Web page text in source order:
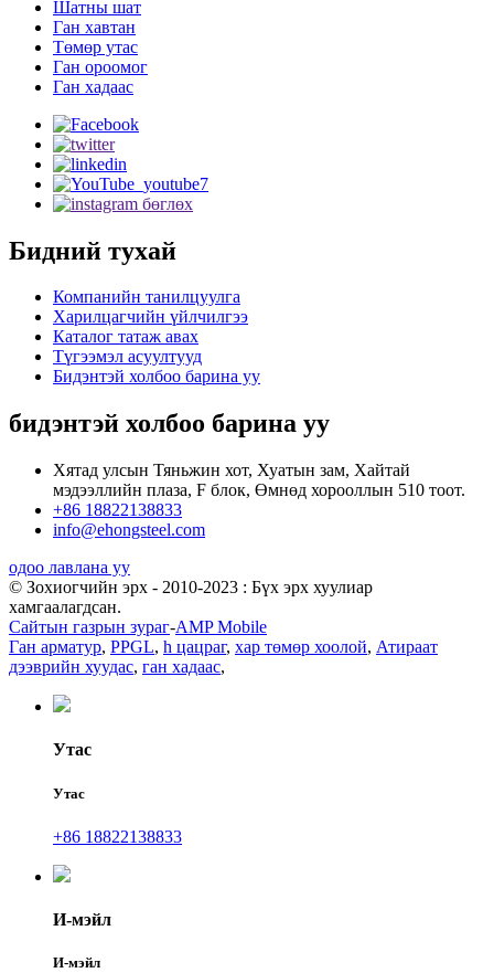
Шатны шат
Ган хавтан
Төмөр утас
Ган ороомог
Ган хадаас
Бидний тухай
Компанийн танилцуулга
Харилцагчийн үйлчилгээ
Каталог татаж авах
Түгээмэл асуултууд
Бидэнтэй холбоо барина уу
бидэнтэй холбоо барина уу
Хятад улсын Тяньжин хот, Хуатын зам, Хайтай
мэдээллийн плаза, F блок, Өмнөд хорооллын 510 тоот.
+86 18822138833
info@ehongsteel.com
одоо лавлана уу
© Зохиогчийн эрх - 2010-2023 : Бүх эрх хуулиар
хамгаалагдсан.
Сайтын газрын зураг-AMP Mobile
Ган арматур, PPGL, h цацраг, хар төмөр хоолой, Атираат
дээврийн хуудас, ган хадаас,
Утас
Утас
+86 18822138833
И-мэйл
И-мэйл